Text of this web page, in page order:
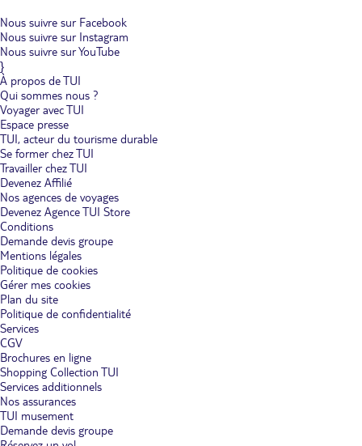
Nous suivre sur Facebook
Nous suivre sur Instagram
Nous suivre sur YouTube
}
À propos de TUI
Qui sommes nous ?
Voyager avec TUI
Espace presse
TUI, acteur du tourisme durable
Se former chez TUI
Travailler chez TUI
Devenez Affilié
Nos agences de voyages
Devenez Agence TUI Store
Conditions
Demande devis groupe
Mentions légales
Politique de cookies
Gérer mes cookies
Plan du site
Politique de confidentialité
Services
CGV
Brochures en ligne
Shopping Collection TUI
Services additionnels
Nos assurances
TUI musement
Demande devis groupe